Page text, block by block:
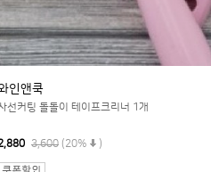
인앤쿡
선커팅 돌돌이 테이프크리너 1개
3,600 (20% )